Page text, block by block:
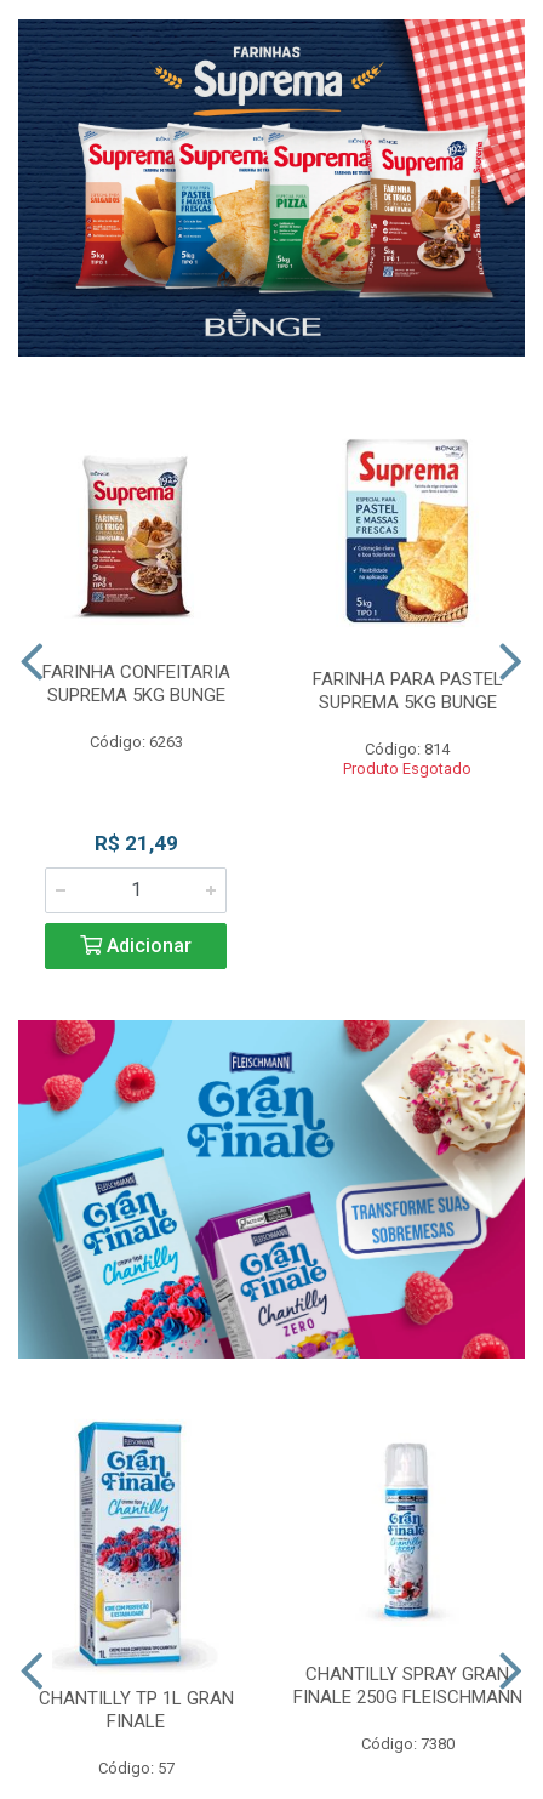
FARINHA CONFEITARIA
SUPREMA 5KG BUNGE
Código: 6263
R$ 21,49
Adicionar
FARINHA PARA PASTEL
SUPREMA 5KG BUNGE
Código: 814
Produto Esgotado
CHANTILLY TP 1L GRAN
FINALE
Código: 57
CHANTILLY SPRAY GRAN
FINALE 250G FLEISCHMANN
Código: 7380